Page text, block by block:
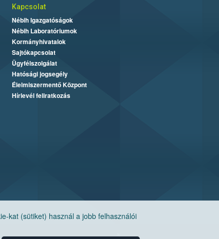
kat (sütiket) használ a jobb felhasználói
Kapcsolat
Nébih Igazgatóságok
Nébih Laboratóriumok
Kormányhivatalok
Sajtókapcsolat
Ügyfélszolgálat
Hatósági jogsegély
Élelmiszermentő Központ
Hírlevél feliratkozás